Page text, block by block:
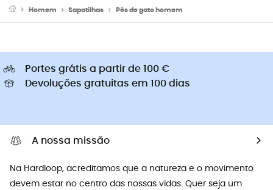
Homem Sapatilhas Pés de gato homem
Portes grátis a partir de 100 €
Devoluções gratuitas em 100 dias
A nossa missão
Na Hardloop, acreditamos que a natureza e o movimento
devem estar no centro das nossas vidas. Quer seja um